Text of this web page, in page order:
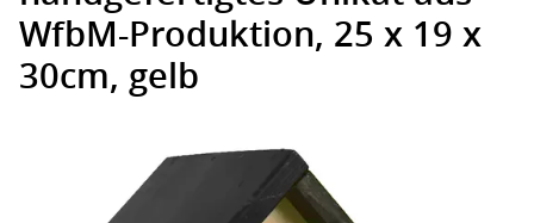
WfbM-Produktion, 25 x 19 x
30cm, gelb